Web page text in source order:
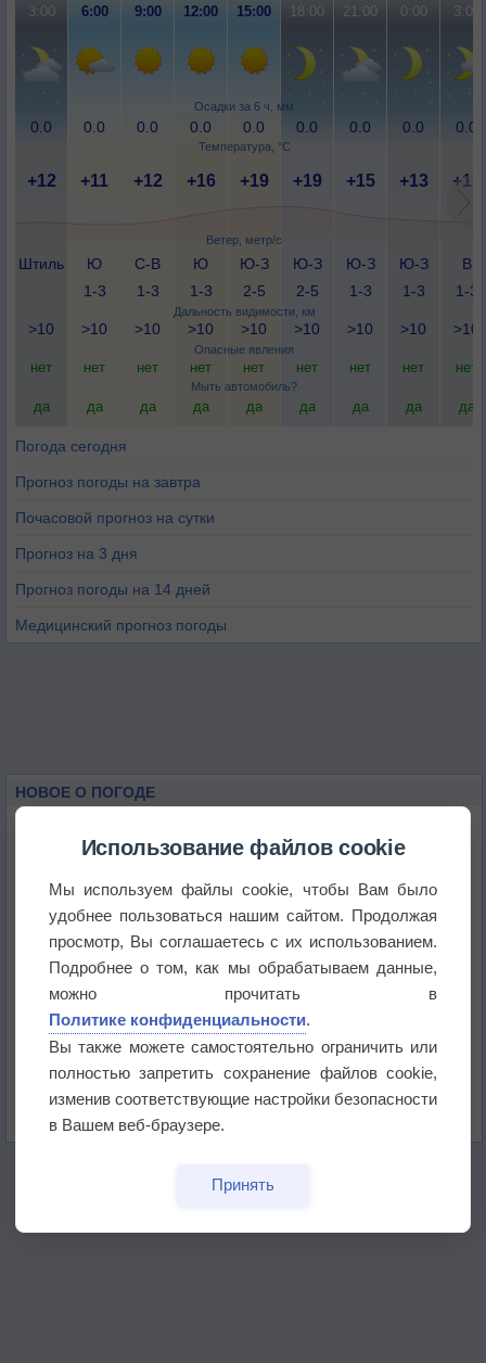
Осадки за 6 ч, мм
Температура, °C
Ветер, метр/с
Дальность видимости, км
Опасные явления
Мыть автомобиль?
3:00 6:00 9:00 12:00 15:00 18:00 21:00 0:00 3:00
0.0 0.0 0.0 0.0 0.0 0.0 0.0 0.0 0.0
+12 +11 +12 +16 +19 +19 +15 +13 +12
Штиль
Ю
1-3
С-В
1-3
Ю
1-3
Ю-З
2-5
Ю-З
2-5
Ю-З
1-3
Ю-З
1-3
В
1-3
>10 >10 >10 >10 >10 >10 >10 >10 >10
нет нет нет нет нет нет нет нет нет
да да да да да да да да да
Погода сегодня
Прогноз погоды на завтра
Почасовой прогноз на сутки
Прогноз на 3 дня
Прогноз погоды на 14 дней
Медицинский прогноз погоды
НОВОЕ О ПОГОДЕ
историю
В Центральной России наступают самые жаркие
дни этого лета
Дневная температура воздуха в ОАЭ превысила
+51°
Европейские столицы бьют рекорды жары
не выпадал дождь
Использование файлов cookie
Мы используем файлы cookie, чтобы Вам было
удобнее пользоваться нашим сайтом. Продолжая
просмотр, Вы соглашаетесь с их использованием.
Подробнее о том, как мы обрабатываем данные,
можно прочитать в
Политике конфиденциальности.
Вы также можете самостоятельно ограничить или
полностью запретить сохранение файлов cookie,
изменив соответствующие настройки безопасности
в Вашем веб-браузере.
Принять